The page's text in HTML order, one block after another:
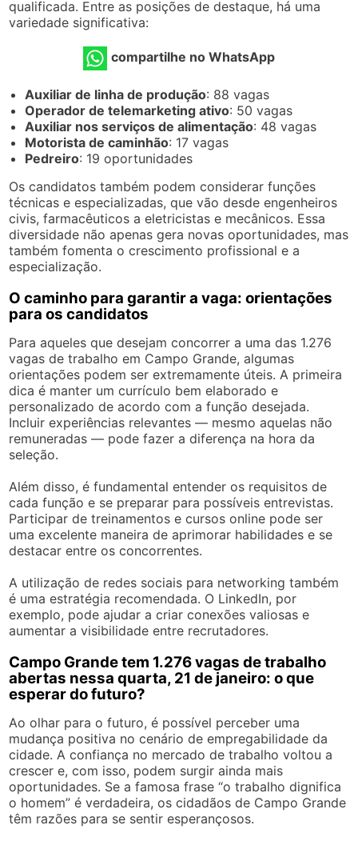
qualificada. Entre as posições de destaque, há uma
variedade significativa:
compartilhe no WhatsApp
Auxiliar de linha de produção: 88 vagas
Operador de telemarketing ativo: 50 vagas
Auxiliar nos serviços de alimentação: 48 vagas
Motorista de caminhão: 17 vagas
Pedreiro: 19 oportunidades
Os candidatos também podem considerar funções
técnicas e especializadas, que vão desde engenheiros
civis, farmacêuticos a eletricistas e mecânicos. Essa
diversidade não apenas gera novas oportunidades, mas
também fomenta o crescimento profissional e a
especialização.
O caminho para garantir a vaga: orientações
para os candidatos
Para aqueles que desejam concorrer a uma das 1.276
vagas de trabalho em Campo Grande, algumas
orientações podem ser extremamente úteis. A primeira
dica é manter um currículo bem elaborado e
personalizado de acordo com a função desejada.
Incluir experiências relevantes — mesmo aquelas não
remuneradas — pode fazer a diferença na hora da
seleção.
Além disso, é fundamental entender os requisitos de
cada função e se preparar para possíveis entrevistas.
Participar de treinamentos e cursos online pode ser
uma excelente maneira de aprimorar habilidades e se
destacar entre os concorrentes.
A utilização de redes sociais para networking também
é uma estratégia recomendada. O LinkedIn, por
exemplo, pode ajudar a criar conexões valiosas e
aumentar a visibilidade entre recrutadores.
Campo Grande tem 1.276 vagas de trabalho
abertas nessa quarta, 21 de janeiro: o que
esperar do futuro?
Ao olhar para o futuro, é possível perceber uma
mudança positiva no cenário de empregabilidade da
cidade. A confiança no mercado de trabalho voltou a
crescer e, com isso, podem surgir ainda mais
oportunidades. Se a famosa frase “o trabalho dignifica
o homem” é verdadeira, os cidadãos de Campo Grande
têm razões para se sentir esperançosos.